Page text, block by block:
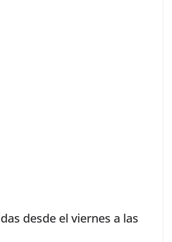
desde el viernes a las